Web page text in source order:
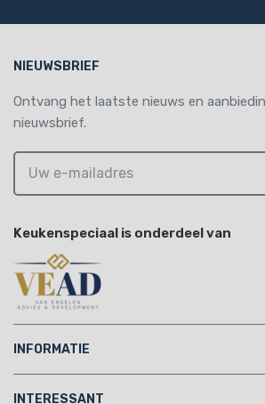
NIEUWSBRIEF
Ontvang het laatste nieuws en
nieuwsbrief.
Keukenspeciaal is onderdeel van
INFORMATIE
INTERESSANT